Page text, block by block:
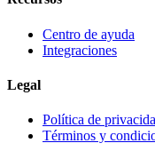
Centro de ayuda
Integraciones
Legal
Política de
Términos y